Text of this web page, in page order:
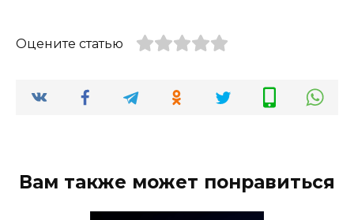
Оцените статью
Вам также может понравиться